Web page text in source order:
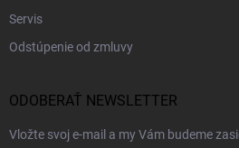
Servis
Odstúpenie od zmluvy
ODOBERAŤ NEWSLETTER
Vložte svoj e-mail a my Vám budeme